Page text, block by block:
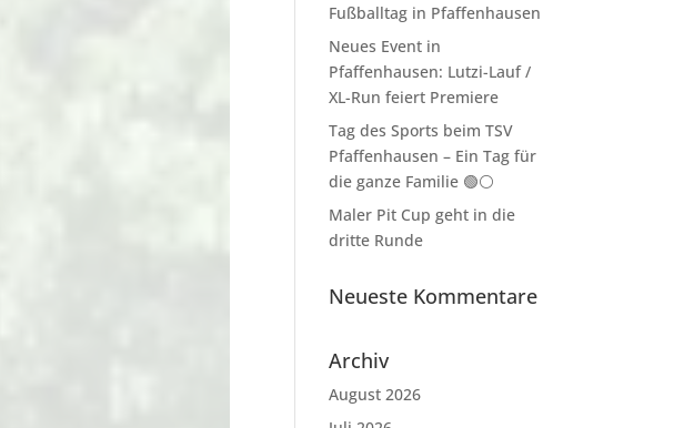
Fußballtag in Pfaffenhausen
Neues Event in
Pfaffenhausen: Lutzi-Lauf /
XL-Run feiert Premiere
Tag des Sports beim TSV
Pfaffenhausen – Ein Tag für
die ganze Familie 🟢⚪
Maler Pit Cup geht in die
dritte Runde
Neueste Kommentare
Archiv
August 2026